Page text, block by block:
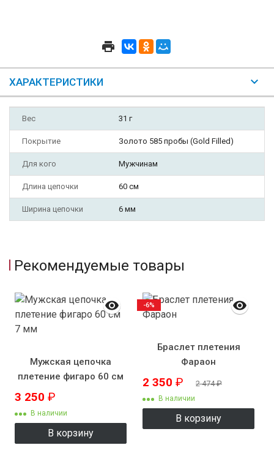
ХАРАКТЕРИСТИКИ
Вес 31 г
Покрытие Золото 585 пробы (Gold Filled)
Для кого Мужчинам
Длина цепочки 60 см
Ширина цепочки 6 мм
Рекомендуемые товары
Мужская цепочка
плетение фигаро 60 см
3 250 ₽
В наличии
В корзину
Браслет плетения
Фараон
2 350 ₽ 2 474₽
В наличии
В корзину
-6%